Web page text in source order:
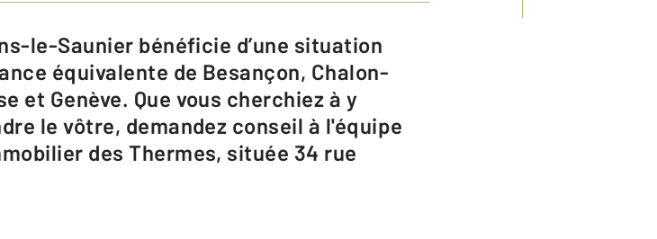
équivalente de Besançon, Chalon-
et Genève. Que vous cherchiez à y
le vôtre, demandez conseil à l'équipe
des Thermes, située 34 rue